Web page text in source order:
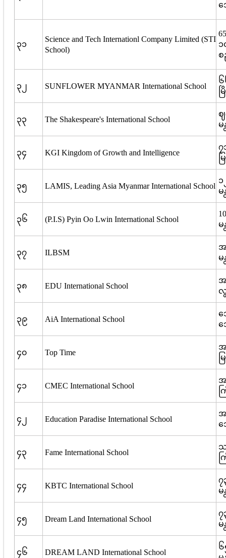
ဒ
၃၁
Science and Tech Internationl Company Limited (STI
School)
၁
စ
၃၂ SUNFLOWER MYANMAR International School
၆
၃၃ The Shakespeare's International School
ဈ
မ
၃၄ KGI Kingdom of Growth and Intelligence
၇
၃၅ LAMIS, Leading Asia Myanmar International School
၁
မ
၃၆ (P.I.S) Pyin Oo Lwin International School
မ
၃၇ ILBSM
အ
မ
၃၈ EDU International School
အ
လွ
၃၉ AiA International School
ဘ
ဒ
၄၀ Top Time
အ
၄၁ CMEC International School
အ
က
၄၂ Education Paradise International School
အ
ဒ
၄၃ Fame International School
သ
က
၄၄ KBTC International School
၇
မ
၄၅ Dream Land International School
၇
မ
၄၆ DREAM LAND International School
၆